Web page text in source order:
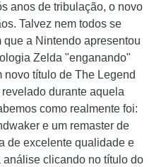
anos de tribulação, o novo
Talvez nem todos se
que a Nintendo apresentou
Zelda "enganando"
título de The Legend
durante aquela
como realmente foi:
e um remaster de
de excelente qualidade e
clicando no título do